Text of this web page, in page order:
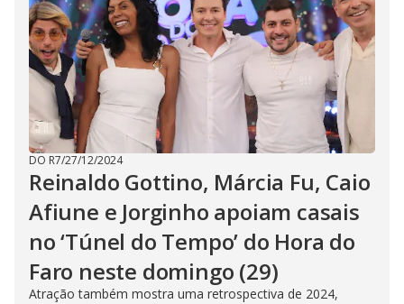
DO R7/27/12/2024
Reinaldo Gottino, Márcia Fu, Caio
Afiune e Jorginho apoiam casais
no ‘Túnel do Tempo’ do Hora do
Faro neste domingo (29)
Atração também mostra uma retrospectiva de 2024,